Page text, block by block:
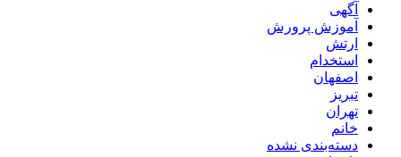
آگهی
آموزش پرورش
ارتش
استخدام
اصفهان
تبریز
تهران
خانم
دسته‌بندی نشده